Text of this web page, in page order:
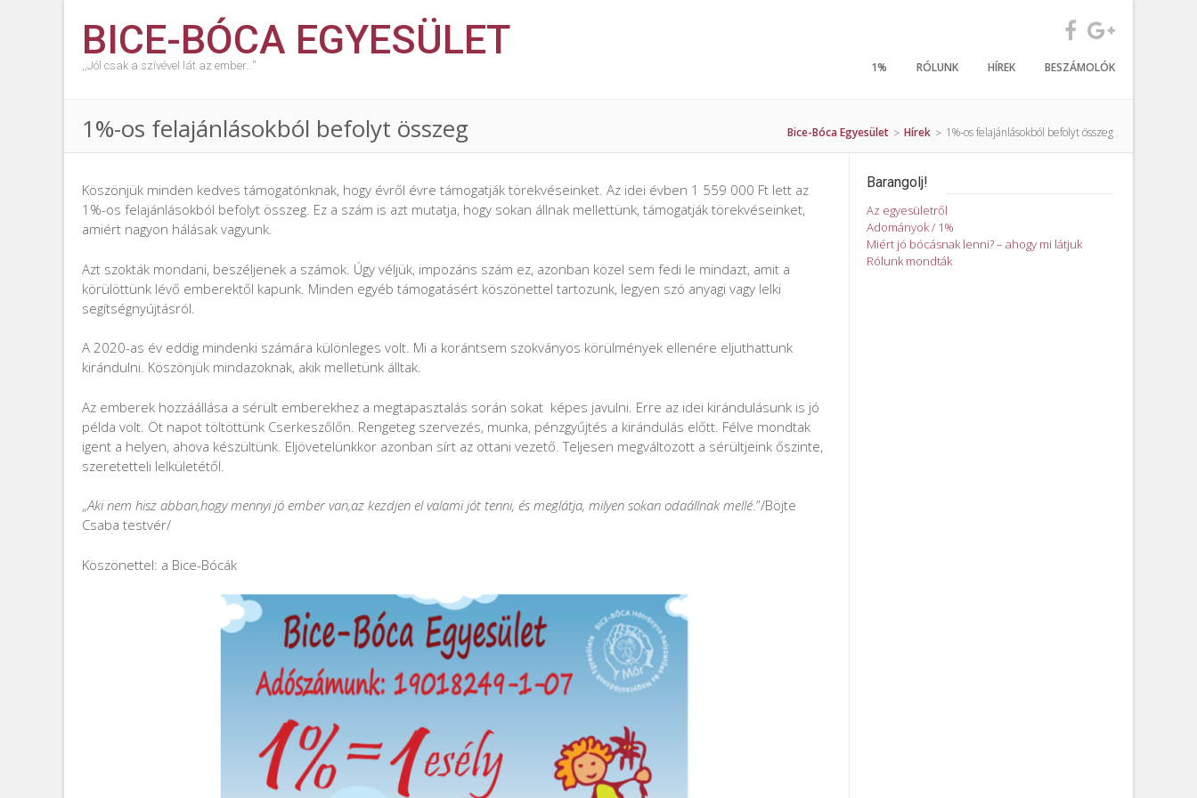
BICE-BÓCA EGYESÜLET
,,Jól csak a szívével lát az ember…'' 1% RÓLUNK HÍREK BESZÁMOLÓK
1%-os felajánlásokból befolyt összeg Bice-Bóca Egyesület > Hírek > 1%-os felajánlásokból befolyt összeg
Köszönjük minden kedves támogatónknak, hogy évről évre támogatják törekvéseinket. Az idei évben 1 559 000 Ft lett az
1%-os felajánlásokból befolyt összeg. Ez a szám is azt mutatja, hogy sokan állnak mellettünk, támogatják törekvéseinket,
amiért nagyon hálásak vagyunk.
Azt szokták mondani, beszéljenek a számok. Úgy véljük, impozáns szám ez, azonban közel sem fedi le mindazt, amit a
körülöttünk lévő emberektől kapunk. Minden egyéb támogatásért köszönettel tartozunk, legyen szó anyagi vagy lelki
segítségnyújtásról.
A 2020-as év eddig mindenki számára különleges volt. Mi a korántsem szokványos körülmények ellenére eljuthattunk
kirándulni. Köszönjük mindazoknak, akik melletünk álltak.
Az emberek hozzáállása a sérült emberekhez a megtapasztalás során sokat képes javulni. Erre az idei kirándulásunk is jó
példa volt. Öt napot töltöttünk Cserkeszőlőn. Rengeteg szervezés, munka, pénzgyűjtés a kirándulás előtt. Félve mondtak
igent a helyen, ahova készültünk. Eljövetelünkkor azonban sírt az ottani vezető. Teljesen megváltozott a sérültjeink őszinte,
szeretetteli lelkületétől.
„Aki nem hisz abban,hogy mennyi jó ember van,az kezdjen el valami jót tenni, és meglátja, milyen sokan odaállnak mellé.”/Böjte
Csaba testvér/
Köszönettel: a Bice-Bócák
Barangolj!
Az egyesületről
Adományok / 1%
Miért jó bócásnak lenni? – ahogy mi látjuk
Rólunk mondták